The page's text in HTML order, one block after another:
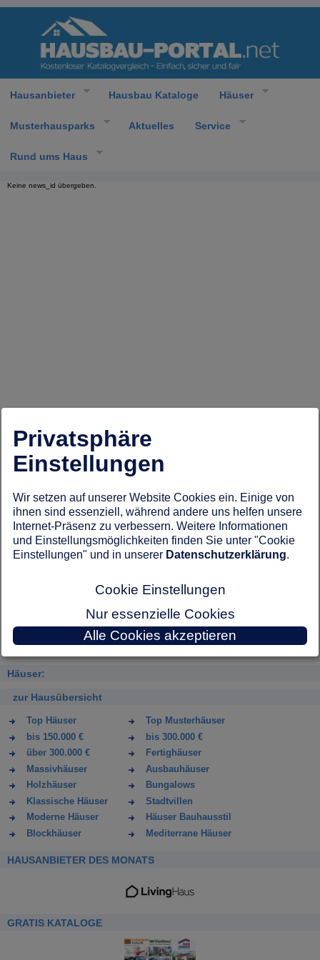
Hausanbieter Hausbau Kataloge Häuser
Musterhausparks Aktuelles Service
Rund ums Haus
Keine news_id übergeben.
Häuser:
zur Hausübersicht
Top Häuser
Top Musterhäuser
bis 150.000 €
bis 300.000 €
über 300.000 €
Fertighäuser
Massivhäuser
Ausbauhäuser
Holzhäuser
Bungalows
Klassische Häuser
Stadtvillen
Moderne Häuser
Häuser Bauhausstil
Blockhäuser
Mediterrane Häuser
HAUSANBIETER DES MONATS
GRATIS KATALOGE
Privatsphäre
Einstellungen
Wir setzen auf unserer Website Cookies ein. Einige von
ihnen sind essenziell, während andere uns helfen unsere
Internet-Präsenz zu verbessern. Weitere Informationen
und Einstellungsmöglichkeiten finden Sie unter "Cookie
Einstellungen" und in unserer Datenschutzerklärung.
Cookie Einstellungen
Nur essenzielle Cookies
Alle Cookies akzeptieren